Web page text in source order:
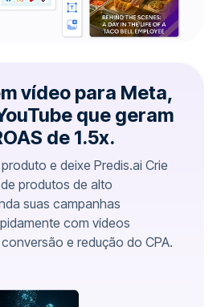
vídeo para Meta,
que geram
de 1.5x.
e deixe Predis.ai Crie
produtos de alto
suas campanhas
com vídeos
e redução do CPA.